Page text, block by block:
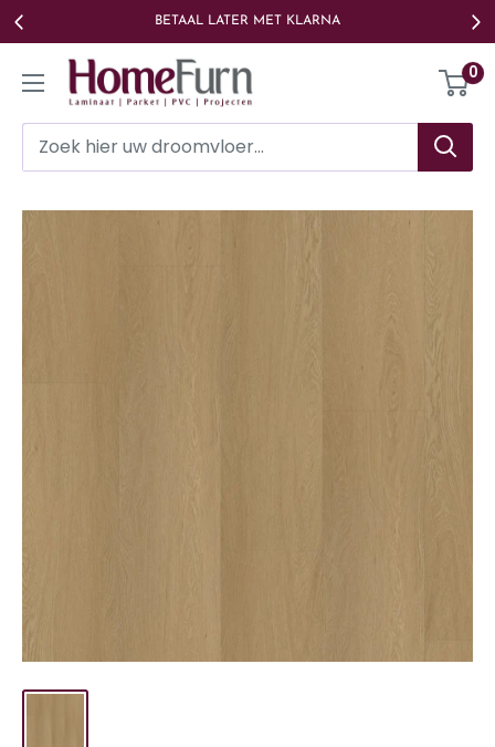
Ga
naar
BETAAL LATER MET KLARNA
Homefurn 0